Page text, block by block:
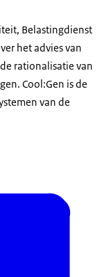
Belastingdienst
het advies van
rationalisatie van
Cool:Gen is de
van de